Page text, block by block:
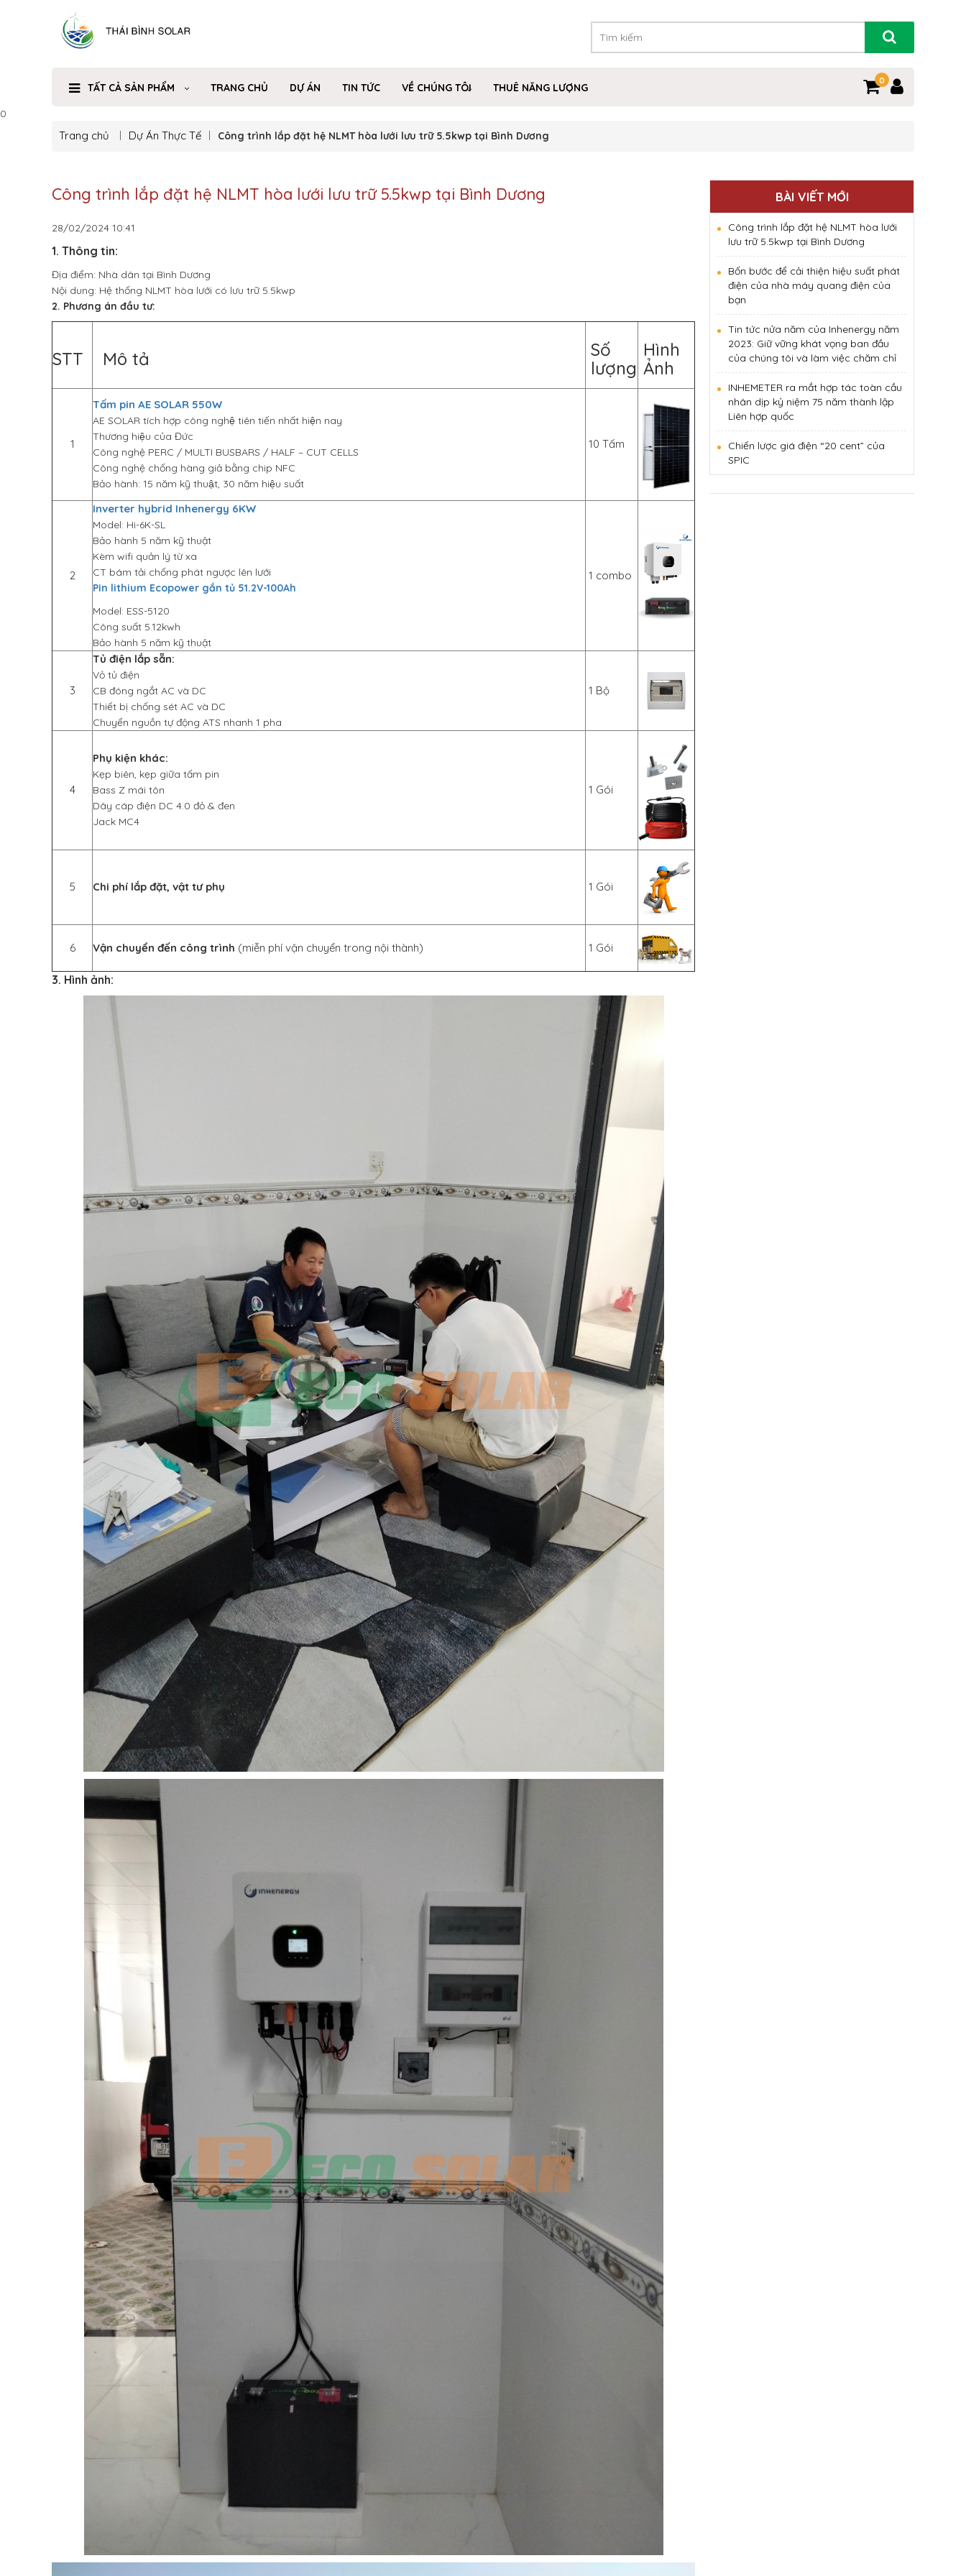
TẤT CẢ SẢN PHẨM TRANG CHỦ DỰ ÁN TIN TỨC VỀ CHÚNG TÔI THUÊ NĂNG LƯỢNG
0
0
Trang chủ Dự Án Thực Tế Công trình lắp đặt hệ NLMT hòa lưới lưu trữ 5.5kwp tại Bình Dương
Công trình lắp đặt hệ NLMT hòa lưới lưu trữ 5.5kwp tại Bình Dương
28/02/2024 10:41
1. Thông tin:
Địa điểm: Nhà dân tại Bình Dương
Nội dung: Hệ thống NLMT hòa lưới có lưu trữ 5.5kwp
2. Phương án đầu tư:
STT Mô tả
Số
lượng
Hình
Ảnh
1
Tấm pin AE SOLAR 550W
AE SOLAR tích hợp công nghệ tiên tiến nhất hiện nay
Thương hiệu của Đức
Công nghệ PERC / MULTI BUSBARS / HALF – CUT CELLS
Công nghệ chống hàng giả bằng chip NFC
Bảo hành: 15 năm kỹ thuật, 30 năm hiệu suất
10 Tấm
2
Inverter hybrid Inhenergy 6KW
Model: Hi-6K-SL
Bảo hành 5 năm kỹ thuật
Kèm wifi quản lý từ xa
CT bám tải chống phát ngược lên lưới
Pin lithium Ecopower gắn tủ 51.2V-100Ah
Model: ESS-5120
Công suất 5.12kwh
Bảo hành 5 năm kỹ thuật
1 combo
3
Tủ điện lắp sẵn:
Vỏ tủ điện
CB đóng ngắt AC và DC
Thiết bị chống sét AC và DC
Chuyển nguồn tự động ATS nhanh 1 pha
1 Bộ
4
Phụ kiện khác:
Kẹp biên, kẹp giữa tấm pin
Bass Z mái tôn
Dây cáp điện DC 4.0 đỏ & đen
Jack MC4
1 Gói
5 Chi phí lắp đặt, vật tư phụ 1 Gói
6 Vận chuyển đến công trình (miễn phí vận chuyển trong nội thành) 1 Gói
3. Hình ảnh:
BÀI VIẾT MỚI
Công trình lắp đặt hệ NLMT hòa lưới
lưu trữ 5.5kwp tại Bình Dương
Bốn bước để cải thiện hiệu suất phát
điện của nhà máy quang điện của
bạn
Tin tức nửa năm của Inhenergy năm
2023: Giữ vững khát vọng ban đầu
của chúng tôi và làm việc chăm chỉ
INHEMETER ra mắt hợp tác toàn cầu
nhân dịp kỷ niệm 75 năm thành lập
Liên hợp quốc
Chiến lược giá điện “20 cent” của
SPIC